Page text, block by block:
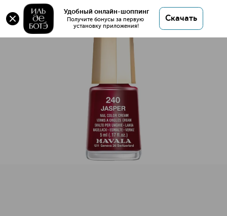
Удобный онлайн-шоппинг
Получите бонусы за первую
установку приложения!
Скачать
Mini Color Лак для ногтей
Mini Color Лак для ногтей